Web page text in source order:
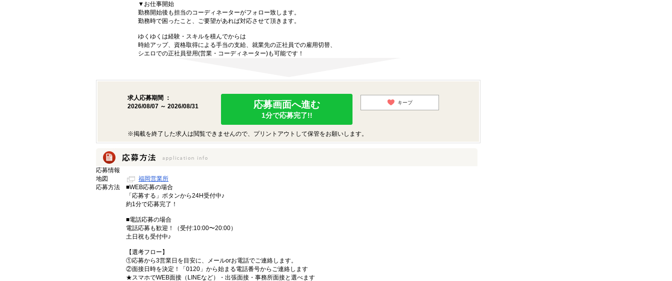
▼お仕事開始
勤務開始後も担当のコーディネーターがフォロー致します。
勤務時で困ったこと、ご要望があれば対応させて頂きます。
ゆくゆくは経験・スキルを積んでからは
時給アップ、資格取得による手当の支給、就業先の正社員での雇用切替、
シエロでの正社員登用(営業・コーディネーター)も可能です！
求人応募期間 ：
2026/08/07 ～ 2026/08/31
応募画面へ進む
1分で応募完了!!
キープ
※掲載を終了した求人は閲覧できませんので、プリントアウトして保管をお願いします。
応募情報
地図
福岡営業所
応募方法
■WEB応募の場合
「応募する」ボタンから24H受付中♪
約1分で応募完了！
■電話応募の場合
電話応募も歓迎！（受付:10:00〜20:00）
土日祝も受付中♪
【選考フロー】
①応募から3営業日を目安に、メールorお電話でご連絡します。
②面接日時を決定！「0120」から始まる電話番号からご連絡します
★スマホでWEB面接（LINEなど）・出張面接・事務所面接と選べます